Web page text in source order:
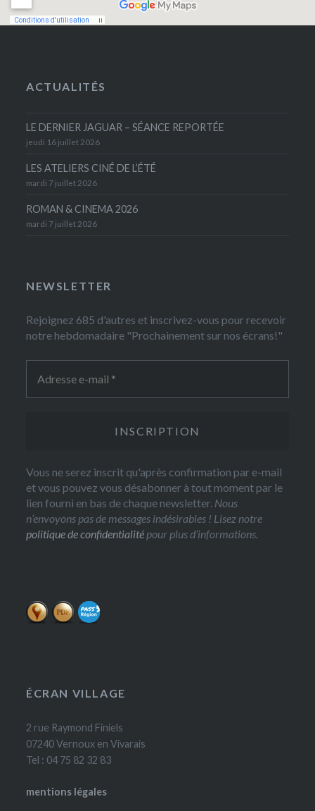
ACTUALITÉS
LE DERNIER JAGUAR – SÉANCE REPORTÉE
jeudi 16 juillet 2026
LES ATELIERS CINÉ DE L’ÉTÉ
mardi 7 juillet 2026
ROMAN & CINEMA 2026
mardi 7 juillet 2026
NEWSLETTER
Rejoignez 685 d'autres et inscrivez-vous pour recevoir
notre hebdomadaire "Prochainement sur nos écrans!"
Vous ne serez inscrit qu'après confirmation par e-mail
et vous pouvez vous désabonner à tout moment par le
lien fourni en bas de chaque newsletter. Nous
n’envoyons pas de messages indésirables ! Lisez notre
politique de confidentialité pour plus d’informations.
ÉCRAN VILLAGE
2 rue Raymond Finiels
07240 Vernoux en Vivarais
Tel : 04 75 82 32 83
mentions légales